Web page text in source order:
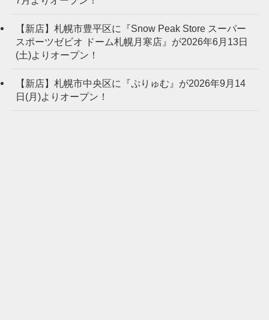
【新店】札幌市豊平区に『Snow Peak Store スーパー
スポーツゼビオ ドーム札幌月寒店』が2026年6月13日
(土)よりオープン！
【新店】札幌市中央区に『ぷりゅむ』が2026年9月14
日(月)よりオープン！